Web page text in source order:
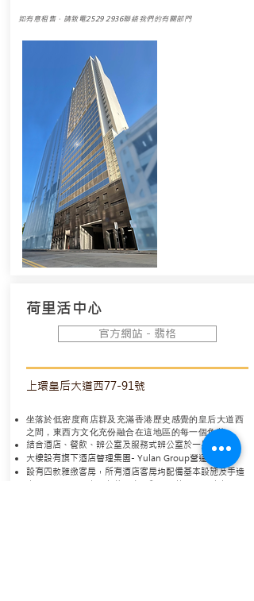
如有意租售，請致電2529 2936聯絡我們的有關部門
荷里活中心
官方網站 - 翡格
上環皇后大道西77-91號
坐落於低密度商店群及充滿香港歷史感覺的皇后大道西
之間，東西方文化充份融合在這地區的每一個角落
結合酒店、餐飲、辨公室及服務式辨公室於一身
大樓設有旗下酒店管理集團- Yulan Group營運
設有四款雅緻客房，所有酒店客房均配備基本設施及手造